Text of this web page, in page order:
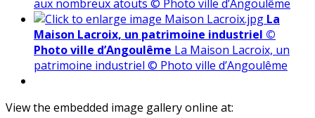
aux nombreux atouts © Photo ville d’Angoulême
La
Maison Lacroix, un patrimoine industriel ©
Photo ville d’Angoulême La Maison Lacroix, un
patrimoine industriel © Photo ville d’Angoulême
View the embedded image gallery online at: